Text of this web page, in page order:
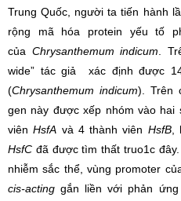
Trung Quốc, người ta tiến hành
rộng mã hóa protein yếu tố
của Chrysanthemum indicum .
wide” tác giả xác định được
(Chrysanthemum indicum). Trên
gen này được xếp nhóm vào hai
viênHsfA và 4 thành viên HsfB,
HsfC đã được tìm thất truo1c đây.
nhiễm sắc thể, vùng promoter
cis-acting gắn liền với phản